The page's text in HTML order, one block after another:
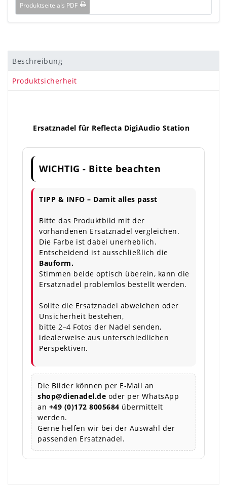
Produktseite als PDF
Beschreibung
Produktsicherheit
Ersatznadel für Reflecta DigiAudio Station
WICHTIG - Bitte beachten
TIPP & INFO – Damit alles passt
Bitte das Produktbild mit der
vorhandenen Ersatznadel vergleichen.
Die Farbe ist dabei unerheblich.
Entscheidend ist ausschließlich die
Bauform.
Stimmen beide optisch überein, kann die
Ersatznadel problemlos bestellt werden.
Sollte die Ersatznadel abweichen oder
Unsicherheit bestehen,
bitte 2–4 Fotos der Nadel senden,
idealerweise aus unterschiedlichen
Perspektiven.
Die Bilder können per E-Mail an
shop@dienadel.de oder per WhatsApp
an +49 (0)172 8005684 übermittelt
werden.
Gerne helfen wir bei der Auswahl der
passenden Ersatznadel.